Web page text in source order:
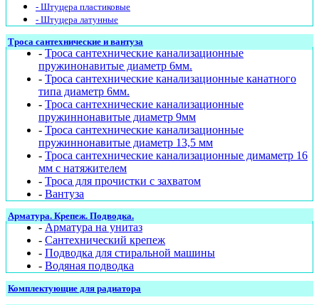
- Штуцера пластиковые
- Штуцера латунные
Троса сантехнические и вантуза
-Троса сантехнические канализационные
пружинонавитые диаметр 6мм.
- Троса сантехнические канализационные канатного
типа диаметр 6мм.
- Троса сантехнические канализационные
пружиннонавитые диаметр 9мм
- Троса сантехнические канализационные
пружиннонавитые диаметр 13,5 мм
- Троса сантехнические канализационные димаметр 16
мм с натяжителем
- Троса для прочистки с захватом
- Вантуза
Арматура. Крепеж. Подводка.
-Арматура на унитаз
- Сантехнический крепеж
- Подводка для стиральной машины
- Водяная подводка
Комплектующие для радиатора